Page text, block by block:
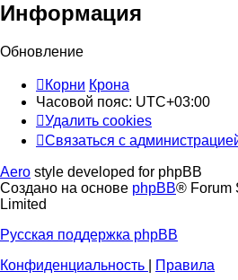
Информация
Обновление
Корни Крона
Часовой пояс: UTC+03:00
Удалить cookies
Связаться
администрацией
Связаться с администрацие
Aero style developed for phpBB
Создано на основе phpBB® Forum
Limited
Русская поддержка phpBB
Конфиденциальность
Правила